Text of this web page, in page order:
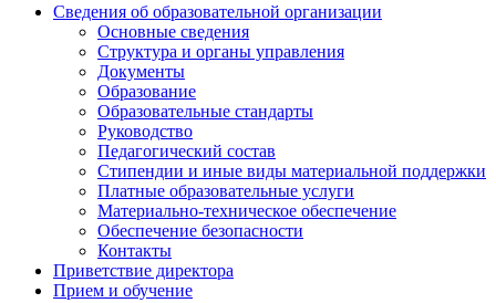
Сведения об образовательной организации
Основные сведения
Структура и органы управления
Документы
Образование
Образовательные стандарты
Руководство
Педагогический состав
Стипендии и иные виды материальной поддержки
Платные образовательные услуги
Материально-техническое обеспечение
Обеспечение безопасности
Контакты
Приветствие директора
Прием и обучение